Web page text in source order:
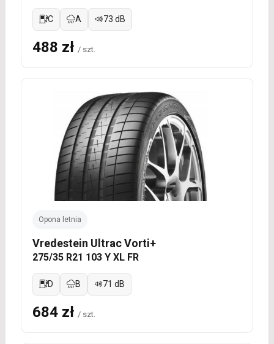
C A 73 dB
488 zł / szt.
Opona letnia
Vredestein Ultrac Vorti+
275/35 R21 103 Y XL FR
D B 71 dB
684 zł / szt.